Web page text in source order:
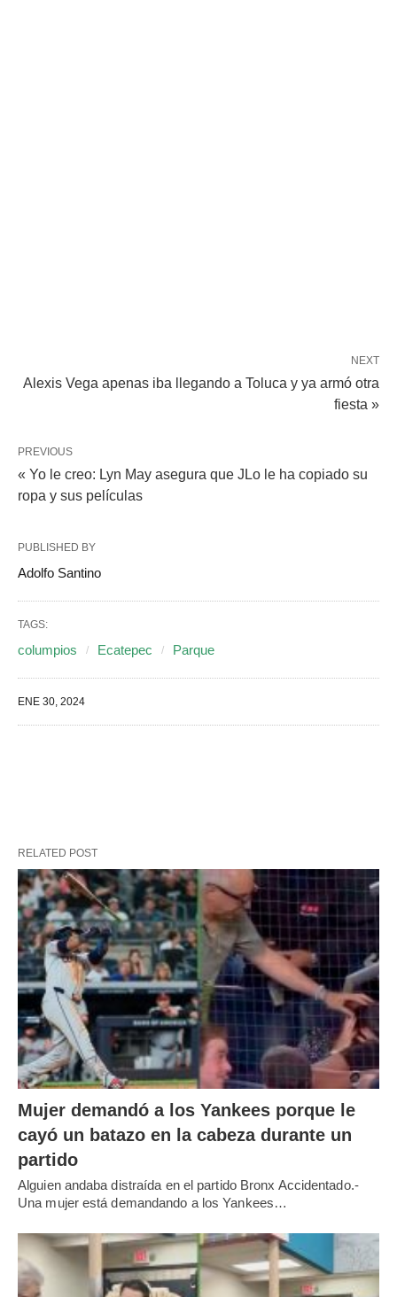
NEXT
Alexis Vega apenas iba llegando a Toluca y ya armó otra
fiesta »
PREVIOUS
« Yo le creo: Lyn May asegura que JLo le ha copiado su
ropa y sus películas
PUBLISHED BY
Adolfo Santino
TAGS:
columpios Ecatepec Parque
ENE 30, 2024
RELATED POST
Mujer demandó a los Yankees porque le
cayó un batazo en la cabeza durante un
partido
Alguien andaba distraída en el partido Bronx Accidentado.-
Una mujer está demandando a los Yankees…